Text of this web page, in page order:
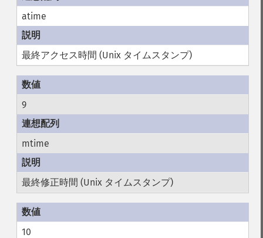
atime
最終アクセス時間 (Unix タイムスタンプ)
9
mtime
最終修正時間 (Unix タイムスタンプ)
10